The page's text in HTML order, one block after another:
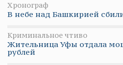
Хронограф
В небе над Башкирией
Криминальное чтиво
Жительница Уфы отдала
рублей